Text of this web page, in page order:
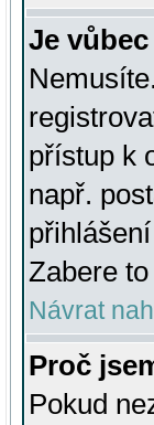
Je
přístup k
např.
Zabere
Návrat
Proč
Pokud